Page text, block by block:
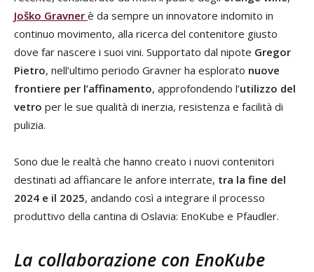
Joško Gravner è da sempre un innovatore indomito in
continuo movimento, alla ricerca del contenitore giusto
dove far nascere i suoi vini. Supportato dal nipote Gregor
Pietro, nell’ultimo periodo Gravner ha esplorato nuove
frontiere per l’affinamento, approfondendo l’utilizzo del
vetro per le sue qualità di inerzia, resistenza e facilità di
pulizia.
Sono due le realtà che hanno creato i nuovi contenitori
destinati ad affiancare le anfore interrate, tra la fine del
2024 e il 2025, andando così a integrare il processo
produttivo della cantina di Oslavia: EnoKube e Pfaudler.
La collaborazione con EnoKube